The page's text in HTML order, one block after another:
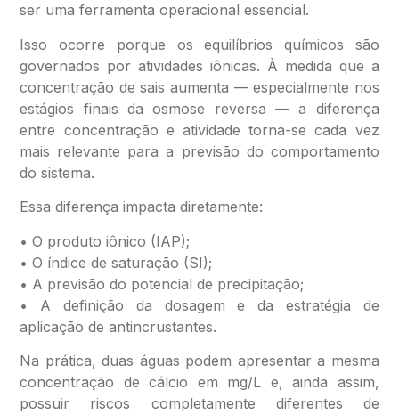
ser uma ferramenta operacional essencial.
Isso ocorre porque os equilíbrios químicos são
governados por atividades iônicas. À medida que a
concentração de sais aumenta — especialmente nos
estágios finais da osmose reversa — a diferença
entre concentração e atividade torna-se cada vez
mais relevante para a previsão do comportamento
do sistema.
Essa diferença impacta diretamente:
• O produto iônico (IAP);
• O índice de saturação (SI);
• A previsão do potencial de precipitação;
• A definição da dosagem e da estratégia de
aplicação de antincrustantes.
Na prática, duas águas podem apresentar a mesma
concentração de cálcio em mg/L e, ainda assim,
possuir riscos completamente diferentes de